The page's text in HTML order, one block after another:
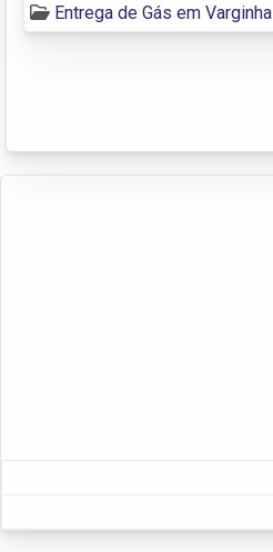
Entrega de Gás em Varginha